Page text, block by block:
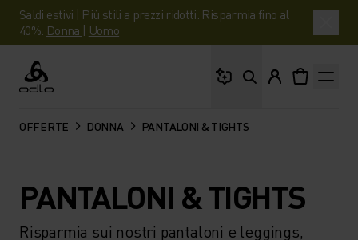
Saldi estivi | Più stili a prezzi ridotti. Risparmia fino al
40%. Donna | Uomo
Odlo
OFFERTE DONNA PANTALONI & TIGHTS
PANTALONI & TIGHTS
Risparmia sui nostri pantaloni e leggings,